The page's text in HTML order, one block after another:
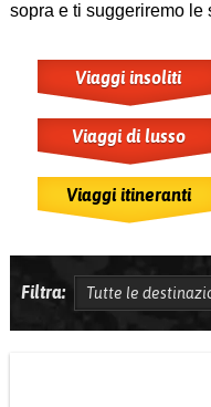
sopra e ti suggeriremo le
Viaggi insoliti
Viaggi di lusso
Viaggi itineranti
Filtra: